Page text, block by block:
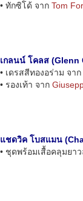
• ทักซิโด้ จาก Tom
เกลนน์ โคลส (Glenn
• เดรสสีทองอร่าม จาก
• รองเท้า จาก
แชดวิค โบสแมน
• ชุดพร้อมเสื้อคลุมยาว